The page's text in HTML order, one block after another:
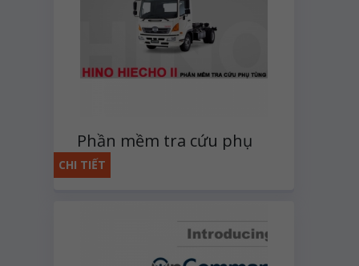
Phần mềm tra cứu phụ
tùng HINO
CHI TIẾT